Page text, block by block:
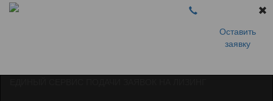
Оставить
заявку